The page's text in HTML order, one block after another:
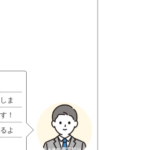
ま
！
よ